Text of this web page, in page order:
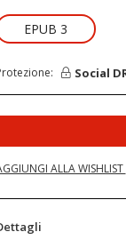
EPUB 3
Social
ALLA WISHLIST